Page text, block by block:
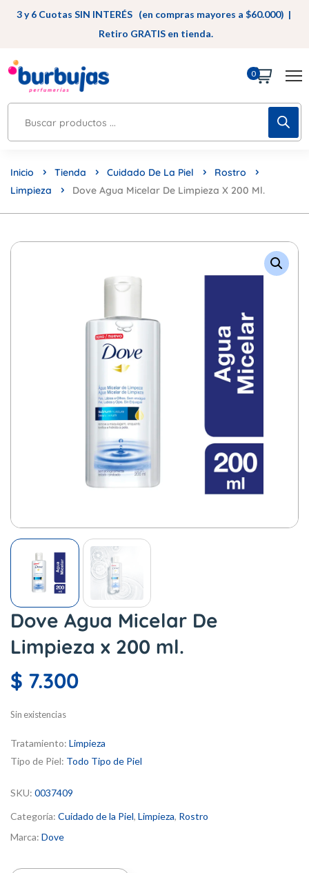
3 y 6 Cuotas SIN INTERÉS (en compras mayores a $60.000) |
Retiro GRATIS en tienda.
0
Inicio Tienda Cuidado De La Piel
Rostro
Limpieza
Dove Agua Micelar De Limpieza X 200 Ml.
Dove Agua Micelar De
Limpieza x 200 ml.
$ 7.300
Sin existencias
Tratamiento: Limpieza
Tipo de Piel: Todo Tipo de Piel
SKU: 0037409
Categoría: Cuidado de la Piel, Limpieza, Rostro
Marca: Dove